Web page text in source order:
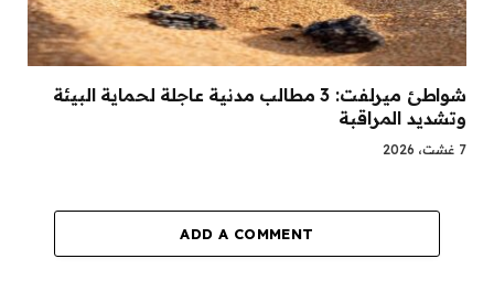
شواطئ ميرلفت: 3 مطالب مدنية عاجلة لحماية البيئة
وتشديد المراقبة
7 غشت، 2026
ADD A COMMENT